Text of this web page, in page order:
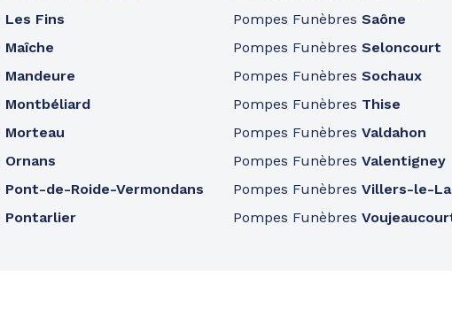
Les Fins
Maîche
Mandeure
Montbéliard
Morteau
Ornans
Pont-de-Roide-Vermondans
Pontarlier
Pompes FunèbresSaône
Pompes FunèbresSeloncourt
Pompes FunèbresSochaux
Pompes Funèbres Thise
Pompes FunèbresValdahon
Pompes FunèbresValentigney
Pompes FunèbresVillers-le-
Pompes Funèbres